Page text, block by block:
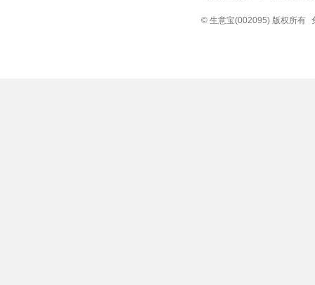
© 生意宝(002095) 版权所有